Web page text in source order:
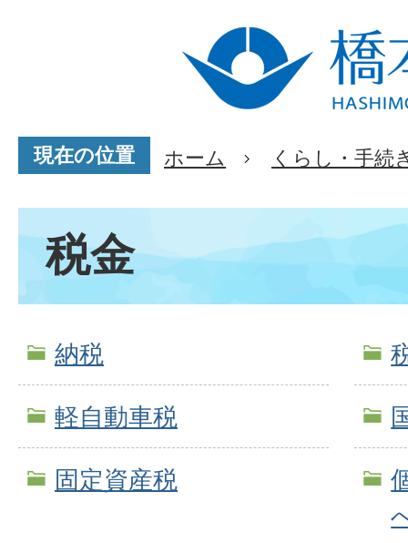
現在の位置 ホーム くらし・手続
税金
納税
軽自動車税
固定資産税